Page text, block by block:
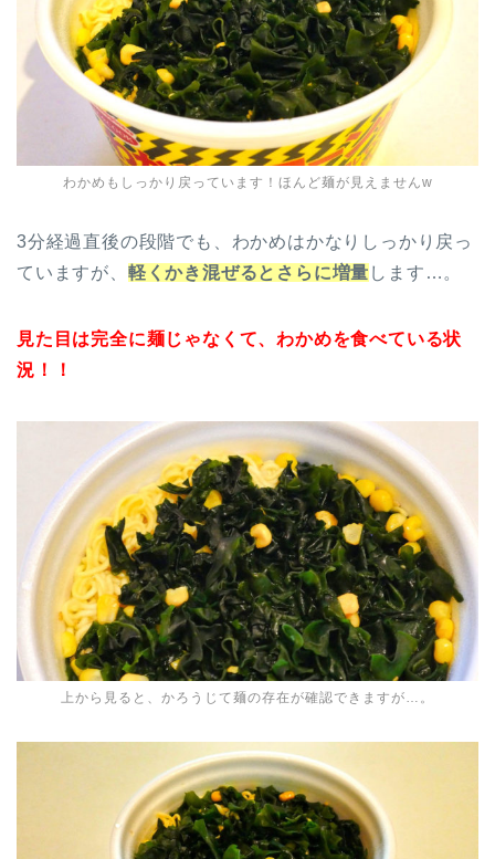
わかめもしっかり戻っています！ほんど麺が見えませんw
3分経過直後の段階でも、わかめはかなりしっかり戻っ
ていますが、 軽くかき混ぜるとさらに増量 します…。
見た目は完全に麺じゃなくて、わかめを食べている状
況！！
上から見ると、かろうじて麺の存在が確認できますが…。